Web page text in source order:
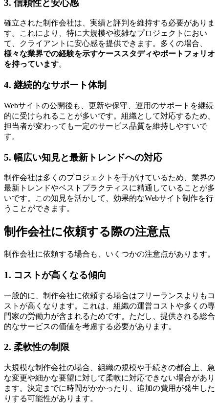
3. 信頼性と安心感
確立された制作会社は、実績と評判を維持する必要がありま
す。これにより、特に大規模や複雑なプロジェクトにおい
て、クライアントに安心感を提供できます。多くの場合、
様々な業界での経験を示すケーススタディやポートフォリオ
を持っています。
4. 継続的なサポート体制
Webサイトの公開後も、更新や保守、運用のサポートを継続
的に受けられることが多いです。組織として対応するため、
担当者が変わっても一定のサービス品質を維持しやすいで
す。
5. 幅広い知見と最新トレンドへの対応
制作会社は多くのプロジェクトを手がけているため、業界の
最新トレンドやベストプラクティスに精通していることが多
いです。この知見を活かして、効果的なWebサイト制作を行
うことができます。
制作会社に依頼する際の注意点
制作会社に依頼する場合も、いくつかの注意点があります。
1. コストが高くなる傾向
一般的に、制作会社に依頼する場合はフリーランスよりもコ
ストが高くなります。これは、組織の運営コストや多くの専
門家の労働力が含まれるためです。ただし、 提供される総合
的なサービスの価値を考慮する必要があります。
2. 柔軟性の制限
大規模な制作会社の場合、組織の規模や手続きの都合上、急
な変更や細かな要望に対して柔軟に対応できない場合があり
ます。決定までに時間がかかったり、追加の費用が発生した
りする可能性があります。